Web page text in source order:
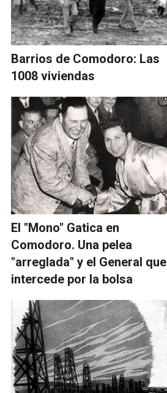
Barrios de Comodoro: Las
1008 viviendas
El "Mono" Gatica en
Comodoro. Una pelea
"arreglada" y el General que
intercede por la bolsa